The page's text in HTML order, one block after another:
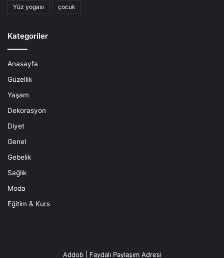
Yüz yogası çocuk
Kategoriler
Anasayfa
Güzellik
Yaşam
Dekorasyon
Diyet
Genel
Gebelik
Sağlık
Moda
Eğitim & Kurs
Addob | Faydalı Paylaşım Adresi